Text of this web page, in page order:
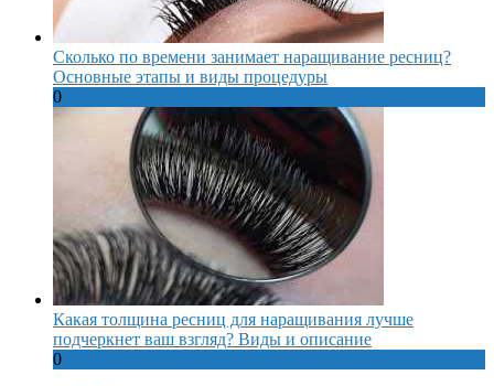
Сколько по времени занимает наращивание ресниц?
Основные этапы и виды процедуры
0
Какая толщина ресниц для наращивания лучше
подчеркнет ваш взгляд? Виды и описание
0